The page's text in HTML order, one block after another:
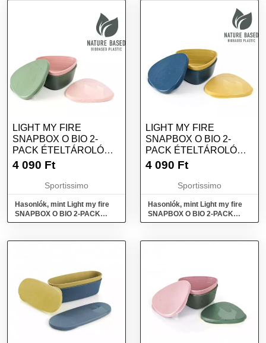
LIGHT MY FIRE
SNAPBOX O BIO 2-
PACK ÉTELTÁROLÓ
DOBOZ, RÓZSASZÍN,
4 090 Ft
Sportissimo
Hasonlók, mint Light my fire
SNAPBOX O BIO 2-PACK
Ételtároló doboz, rózsaszín,
LIGHT MY FIRE
SNAPBOX O BIO 2-
PACK ÉTELTÁROLÓ
DOBOZ, KÉK, MÉRET
4 090 Ft
Sportissimo
Hasonlók, mint Light my fire
SNAPBOX O BIO 2-PACK
Ételtároló doboz, kék, méret